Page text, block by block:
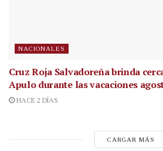
NACIONALES
Cruz Roja Salvadoreña brinda
Apulo durante las vacaciones
HACE 2 DÍAS
CARGAR MÁS